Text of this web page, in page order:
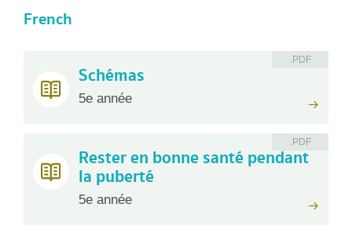
French
.PDF
Schémas
5e année
.PDF
Rester en bonne santé pendant
la puberté
5e année